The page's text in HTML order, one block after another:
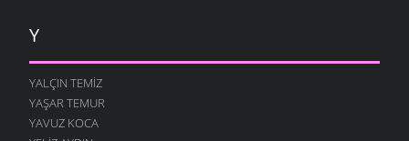
Y
YALÇIN TEMIZ
YAŞAR TEMUR
YAVUZ KOCA